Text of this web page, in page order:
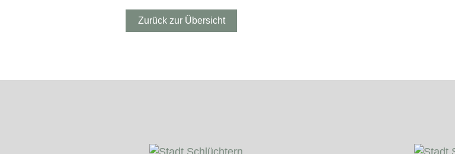
Zurück zur Übersicht